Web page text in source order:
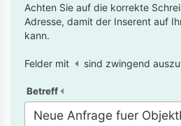
Achten Sie auf die korrekte
Adresse, damit der Inserent auf
kann.
Felder mit sind zwingend
Betreff